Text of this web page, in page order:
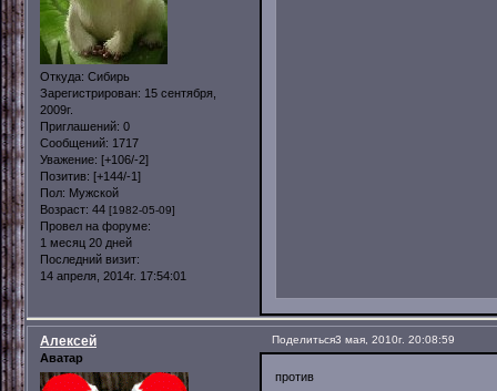
Откуда: Сибирь
Зарегистрирован: 15 сентября,
2009г.
Приглашений: 0
Сообщений: 1717
Уважение: [+106/-2]
Позитив: [+144/-1]
Пол: Мужской
Возраст: 44 [1982-05-09]
Провел на форуме:
1 месяц 20 дней
Последний визит:
14 апреля, 2014г. 17:54:01
Поделиться3 мая, 2010г. 20:08:59
Алексей
Аватар
против